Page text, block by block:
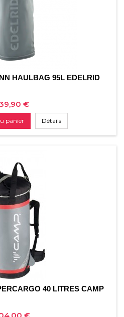
HAULBAG 95L EDELRID
€
panier Détails
40 LITRES CAMP